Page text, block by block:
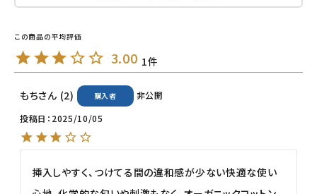
ようこそ ゲスト 様
3.00 1
もち 2 購入者
非公開
投稿日
2025/10/05
挿入しやすく、つけてる間の違和感が少ない快適な使い